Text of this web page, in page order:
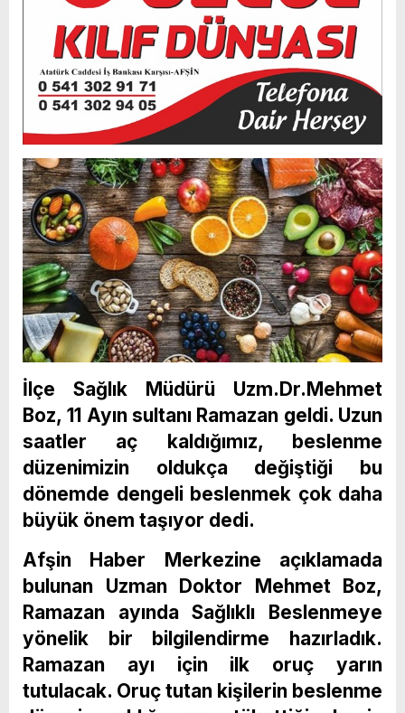
İlçe Sağlık Müdürü Uzm.Dr.Mehmet
Boz, 11 Ayın sultanı Ramazan geldi. Uzun
saatler aç kaldığımız, beslenme
düzenimizin oldukça değiştiği bu
dönemde dengeli beslenmek çok daha
büyük önem taşıyor dedi.
Afşin Haber Merkezine açıklamada
bulunan Uzman Doktor Mehmet Boz,
Ramazan ayında Sağlıklı Beslenmeye
yönelik bir bilgilendirme hazırladık.
Ramazan ayı için ilk oruç yarın
tutulacak. Oruç tutan kişilerin beslenme